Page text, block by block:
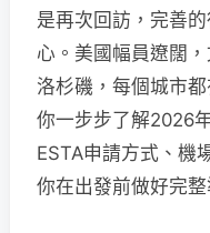
是再次回訪，完善
心。美國幅員遼闊
洛杉磯，每個城市
你一步步了解2026
ESTA申請方式、機
你在出發前做好完